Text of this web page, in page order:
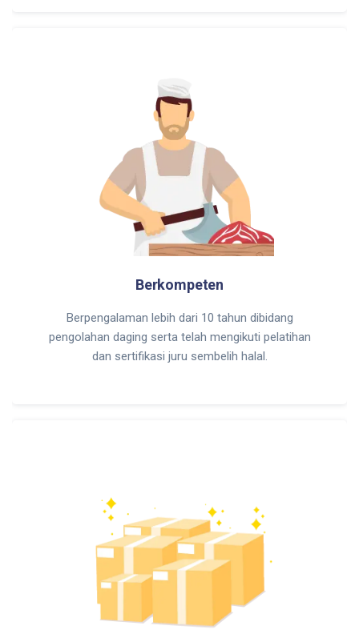
Berkompeten
Berpengalaman lebih dari 10 tahun dibidang
pengolahan daging serta telah mengikuti pelatihan
dan sertifikasi juru sembelih halal.